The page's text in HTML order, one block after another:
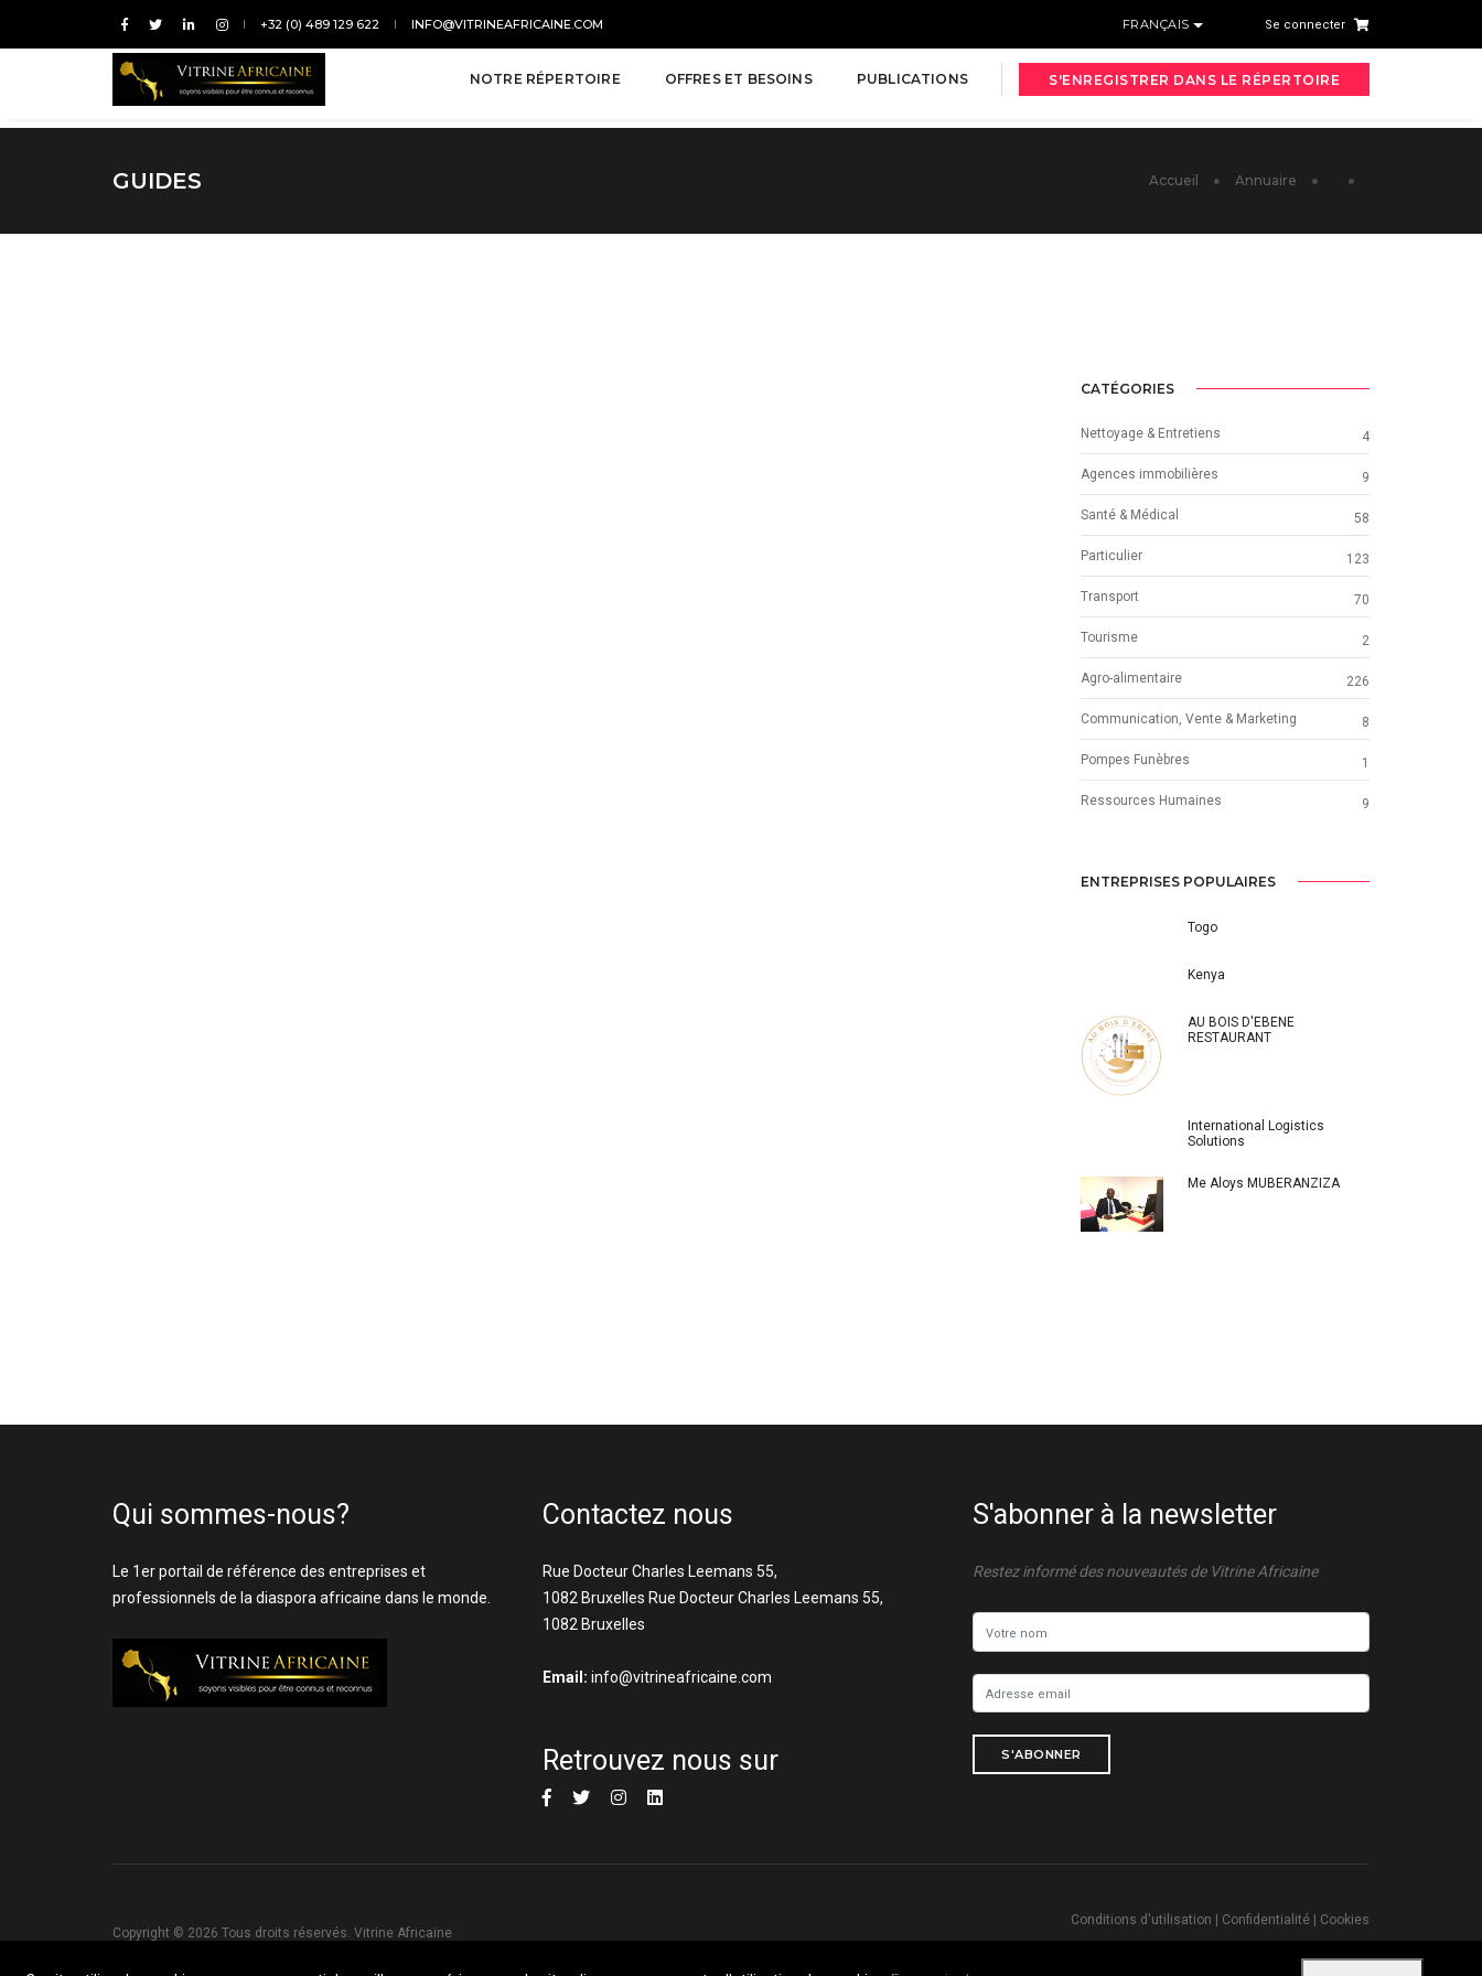
+32 (0) 489 129 622 INFO@VITRINEAFRICAINE.COM FRANÇAIS Se connecter
NOTRE RÉPERTOIRE OFFRES ET BESOINS PUBLICATIONS S'ENREGISTRER DANS LE RÉPERTOIRE
GUIDES Accueil Annuaire
CATÉGORIES
Nettoyage & Entretiens 4
Agences immobilières 9
Santé & Médical 58
Particulier 123
Transport 70
Tourisme 2
Agro-alimentaire 226
Communication, Vente & Marketing 8
Pompes Funèbres 1
Ressources Humaines 9
ENTREPRISES POPULAIRES
Togo
Kenya
AU BOIS D'EBENE
RESTAURANT
International Logistics
Solutions
Me Aloys MUBERANZIZA
Qui sommes-nous?
Le 1er portail de référence des entreprises et
professionnels de la diaspora africaine dans le monde.
Contactez nous
Rue Docteur Charles Leemans 55,
1082 Bruxelles Rue Docteur Charles Leemans 55,
1082 Bruxelles
Email: info@vitrineafricaine.com
Retrouvez nous sur
S'abonner à la newsletter
Restez informé des nouveautés de Vitrine Africaine
S'ABONNER
Copyright © 2026 Tous droits réservés. Vitrine Africaine
Conditions d'utilisation | Confidentialité | Cookies